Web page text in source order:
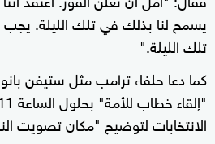
يسمح لنا بذلك في تلك الليلة.
تلك الليلة."
كما دعا حلفاء ترامب مثل ستيفن
الانتخابات لتوضيح "مكان تصويت